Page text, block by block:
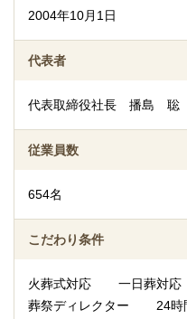
2004年10月1日
代表者
代表取締役社長 播島 聡
従業員数
654名
こだわり条件
火葬式対応 一日葬対応
葬祭ディレクター
24時